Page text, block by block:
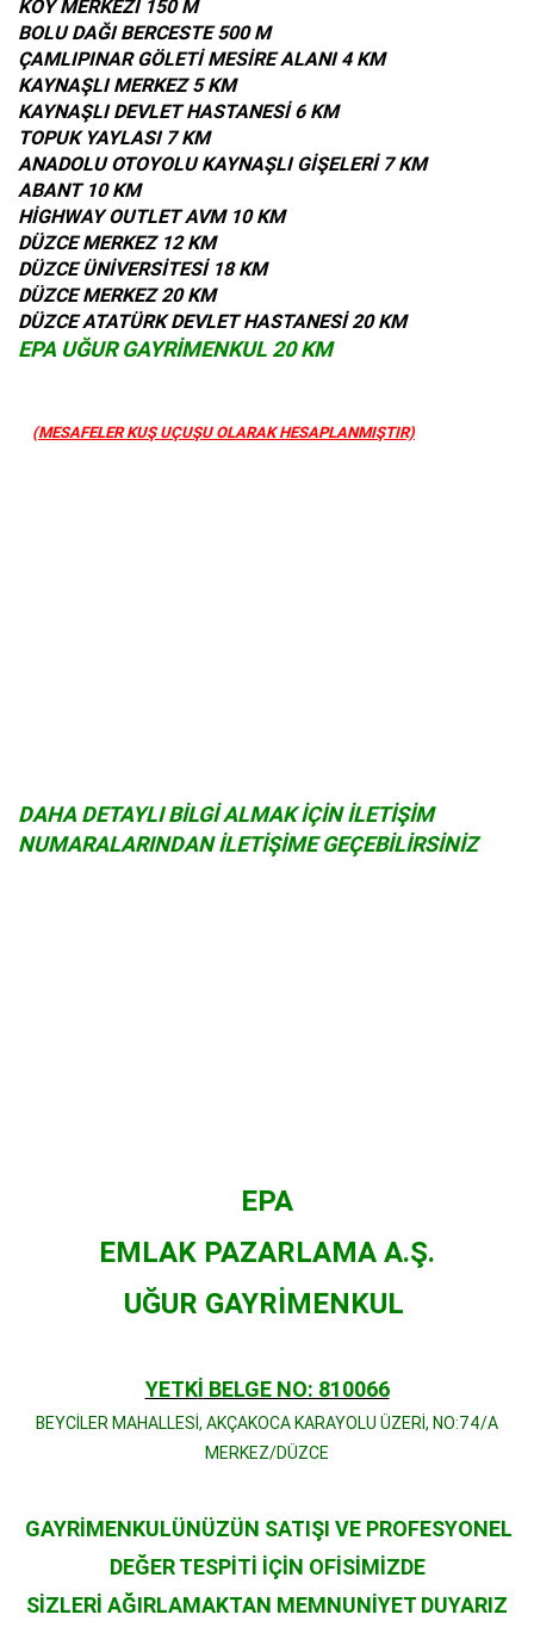
KÖY MERKEZİ 150 M
BOLU DAĞI BERCESTE 500 M
ÇAMLIPINAR GÖLETİ MESİRE ALANI 4 KM
KAYNAŞLI MERKEZ 5 KM
KAYNAŞLI DEVLET HASTANESİ 6 KM
TOPUK YAYLASI 7 KM
ANADOLU OTOYOLU KAYNAŞLI GİŞELERİ 7 KM
ABANT 10 KM
HİGHWAY OUTLET AVM 10 KM
DÜZCE MERKEZ 12 KM
DÜZCE ÜNİVERSİTESİ 18 KM
DÜZCE MERKEZ 20 KM
DÜZCE ATATÜRK DEVLET HASTANESİ 20 KM
EPA UĞUR GAYRİMENKUL 20 KM
(MESAFELER KUŞ UÇUŞU OLARAK HESAPLANMIŞTIR)
DAHA DETAYLI BİLGİ ALMAK İÇİN İLETİŞİM
NUMARALARINDAN İLETİŞİME GEÇEBİLİRSİNİZ
EPA
EMLAK PAZARLAMA A.Ş.
UĞUR GAYRİMENKUL
YETKİ BELGE NO: 810066
BEYCİLER MAHALLESİ, AKÇAKOCA KARAYOLU ÜZERİ, NO:74/A
MERKEZ/DÜZCE
GAYRİMENKULÜNÜZÜN SATIŞI VE PROFESYONEL
DEĞER TESPİTİ İÇİN OFİSİMİZDE
SİZLERİ AĞIRLAMAKTAN MEMNUNİYET DUYARIZ